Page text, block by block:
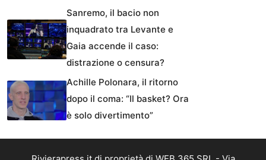
Sanremo, il bacio non
inquadrato tra Levante e
Gaia accende il caso:
distrazione o censura?
Achille Polonara, il ritorno
dopo il coma: “Il basket? Ora
è solo divertimento”